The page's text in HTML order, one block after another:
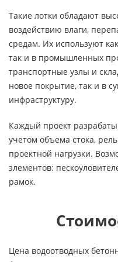
Такие лотки обладают
воздействию влаги,
средам. Их используют
так и в промышленных
транспортные узлы и
новое покрытие, так и в
инфраструктуру.
Каждый проект
учетом объема стока,
проектной нагрузки.
элементов:
рамок.
Цена водоотводных